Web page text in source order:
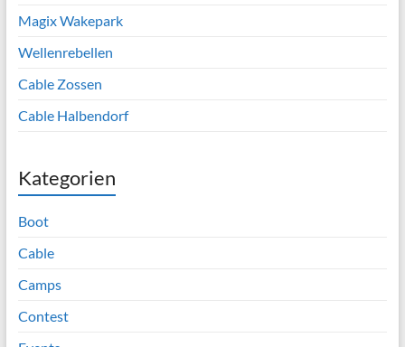
Magix Wakepark
Wellenrebellen
Cable Zossen
Cable Halbendorf
Kategorien
Boot
Cable
Camps
Contest